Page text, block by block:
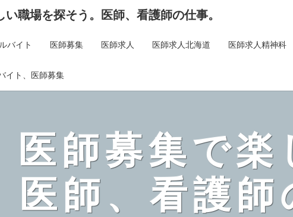
職場を探そう。医師、看護師の仕事。
バイト 医師募集 医師求人 医師求人北海道 医師求人精神科
イト、医師募集
医師募集で
医師、看護師